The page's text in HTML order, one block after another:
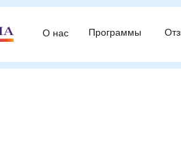
О нас Программы
О нас Программы